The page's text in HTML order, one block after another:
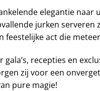
elegantie naar
jurken
feestelijke act die
gala’s, recepties en
zij voor een
pure magie!